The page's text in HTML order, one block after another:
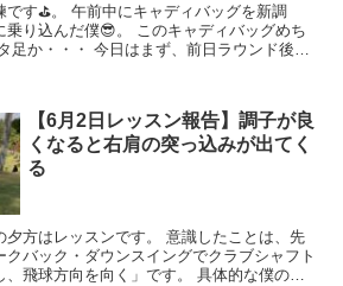
ディバッグを新調
。 このキャディバッグめち
【6月2日レッスン報告】調子が良
くなると右肩の突っ込みが出てく
る
スンです。 意識したことは、先
クバック・ダウンスイングでクラブシャフト
向を向く」です。 具体的な僕のイ